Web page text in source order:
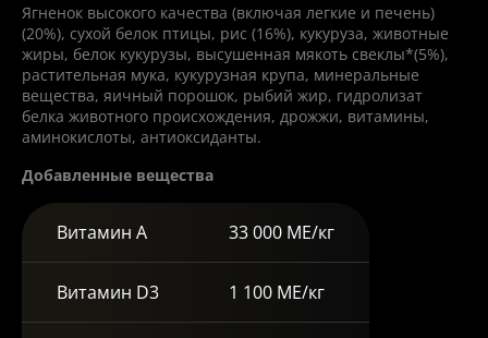
Ягненок высокого качества (включая легкие и печень)
(20%), сухой белок птицы, рис (16%), кукуруза, животные
жиры, белок кукурузы, высушенная мякоть свеклы*(5%),
растительная мука, кукурузная крупа, минеральные
вещества, яичный порошок, рыбий жир, гидролизат
белка животного происхождения, дрожжи, витамины,
аминокислоты, антиоксиданты.
Добавленные вещества
Витамин A 33 000 МЕ/кг
Витамин D3 1 100 МЕ/кг